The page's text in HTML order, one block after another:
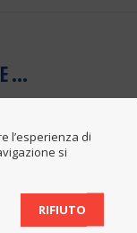
l’esperienza di
si
RIFIUTO